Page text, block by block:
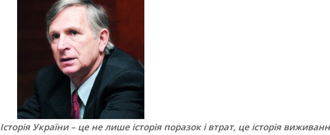
Історія України – це не лише історія поразок і втрат, це історія